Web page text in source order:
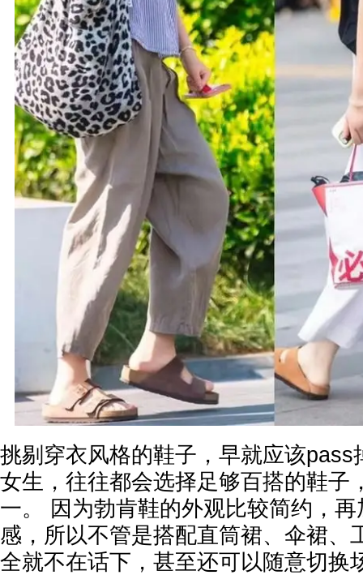
挑剔穿衣风格的鞋子，早就应该pass
女生，往往都会选择足够百搭的鞋子
一。 因为勃肯鞋的外观比较简约，
感，所以不管是搭配直筒裙、伞裙、
全就不在话下，甚至还可以随意切换